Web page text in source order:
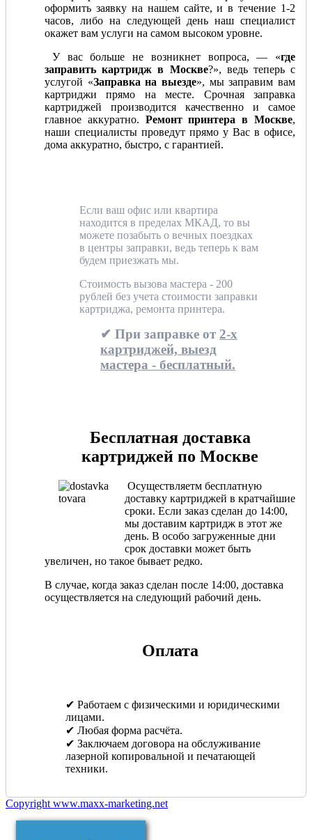
оформить заявку на нашем сайте, и в течение 1-2
часов, либо на следующей день наш специалист
окажет вам услуги на самом высоком уровне.
У вас больше не возникнет вопроса, — «где
заправить картридж в Москве?», ведь теперь с
услугой «Заправка на выезде», мы заправим вам
картриджи прямо на месте. Срочная заправка
картриджей производится качественно и самое
главное аккуратно. Ремонт принтера в Москве,
наши специалисты проведут прямо у Вас в офисе,
дома аккуратно, быстро, с гарантией.
Если ваш офис или квартира
находится в пределах МКАД, то вы
можете позабыть о вечных поездках
в центры заправки, ведь теперь к вам
будем приезжать мы.
Стоимость вызова мастера - 200
рублей без учета стоимости заправки
картриджа, ремонта принтера.
✔ При заправке от 2-х
картриджей, выезд
мастера - бесплатный.
Бесплатная доставка
картриджей по Москве
Осуществляетм бесплатную
доставку картриджей в кратчайшие
сроки. Если заказ сделан до 14:00,
мы доставим картридж в этот же
день. В особо загруженные дни
срок доставки может быть
увеличен, но такое бывает редко.
В случае, когда заказ сделан после 14:00, доставка
осуществляется на следующий рабочий день.
Оплата
✔ Работаем с физическими и юридическими
лицами.
✔ Любая форма расчёта.
✔ Заключаем договора на обслуживание
лазерной копировальной и печатающей
техники.
Copyright www.maxx-marketing.net